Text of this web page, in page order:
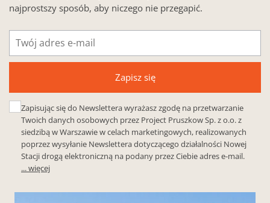
najprostszy sposób, aby niczego nie przegapić.
Adres
mail
Zapisz się
Zapisując się do Newslettera wyrażasz zgodę na przetwarzanie
Twoich danych osobowych przez Project Pruszkow Sp. z o.o. z
siedzibą w Warszawie w celach marketingowych, realizowanych
poprzez wysyłanie Newslettera dotyczącego działalności Nowej
Stacji drogą elektroniczną na podany przez Ciebie adres e-mail.
... więcej